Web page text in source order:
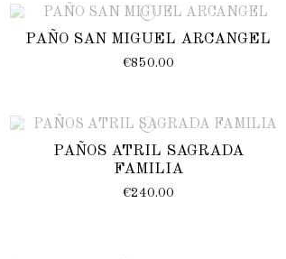
PAÑO SAN MIGUEL ARCANGEL
€850.00
PAÑOS ATRIL SAGRADA
FAMILIA
€240.00